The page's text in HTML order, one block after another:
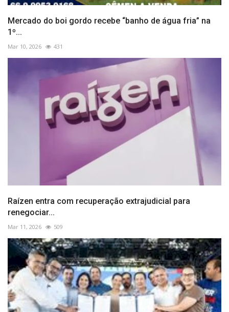
Mercado do boi gordo recebe “banho de água fria” na
1º...
Mar 10, 2026 431
Raízen entra com recuperação extrajudicial para
renegociar...
Mar 11, 2026 509